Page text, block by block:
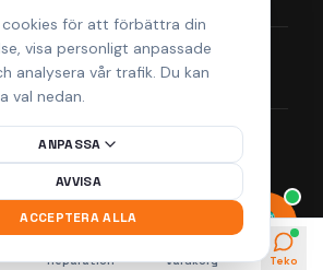
cookies för att förbättra din
visa personligt anpassade
analysera vår trafik. Du kan
val nedan.
ANPASSA
AVVISA
ACCEPTERA ALLA
Visa Mastercard Klarna
Teknikcenter AB (Org.nr 556943-
förbehållna.
KöpvillkorReturpolicyFrakt & Leverans
Reparation Varukorg Teko